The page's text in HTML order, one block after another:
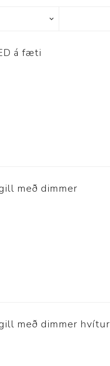
á fæti
með dimmer
með dimmer hvítur